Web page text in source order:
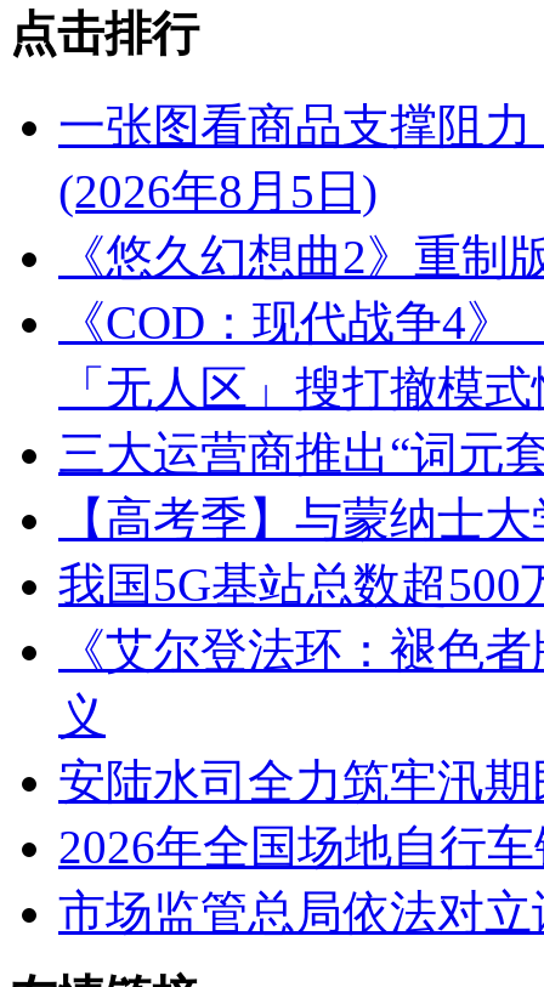
点击排行
一张图看商品支撑阻
(2026年8月5日)
《悠久幻想曲2》重制
《COD：现代战争4
「无人区」搜打撤模
三大运营商推出“词元
【高考季】与蒙纳士
我国5G基站总数超500
《艾尔登法环：褪色
义
安陆水司全力筑牢汛
2026年全国场地自行
市场监管总局依法对